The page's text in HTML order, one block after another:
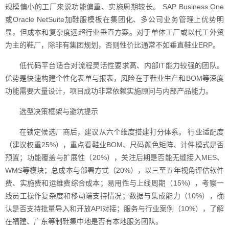
规模偏小的工厂来说功能偏重、实施周期较长。 SAP Business One
或Oracle NetSuite加鞋服模板在集团化、多公司业务管理上优势明
显，但成本和复杂度远超行业垂直方案。对于单体工厂或以代工外贸
为主的鞋厂，除非有集团规划，否则性价比通常不如垂直鞋业ERP。
低代码平台适合对流程灵活性要求高、内部IT能力较强的团队。
优势是快速构建个性化表单与报表，风险在于鞋业生产和BOM等深度
功能需要大量设计，项目成功非常依赖实施顾问与内部产品能力。
选型决策框架与避坑提示
在锁定候选厂商后，建议从六个维度搭建打分体系。 行业适配度
（建议权重25%），重点看鞋业BOM、尺码颜色矩阵、计件模式是否
预置；功能覆盖与扩展性（20%），关注后期是否能无缝接入MES、
WMS等模块；总成本与部署方式（20%），以三至五年视角评估软件
费、实施费和运维费综合成本；易用性与上线周期（15%），考察一
线员工操作复杂度和移动端支持情况；数据与集成能力（10%），确
认是否支持批量导入和开放API对接；服务与行业案例（10%），了解
在福建、广东等制鞋集中地是否有本地服务团队。